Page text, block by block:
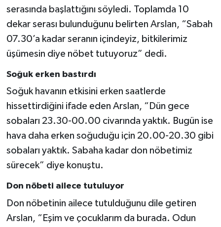
serasında başlattığını söyledi. Toplamda 10
dekar serası bulunduğunu belirten Arslan, “Sabah
07.30’a kadar seranın içindeyiz, bitkilerimiz
üşümesin diye nöbet tutuyoruz” dedi.
Soğuk erken bastırdı
Soğuk havanın etkisini erken saatlerde
hissettirdiğini ifade eden Arslan, “Dün gece
sobaları 23.30-00.00 civarında yaktık. Bugün ise
hava daha erken soğuduğu için 20.00-20.30 gibi
sobaları yaktık. Sabaha kadar don nöbetimiz
sürecek” diye konuştu.
Don nöbeti ailece tutuluyor
Don nöbetinin ailece tutulduğunu dile getiren
Arslan, “Eşim ve çocuklarım da burada. Odun